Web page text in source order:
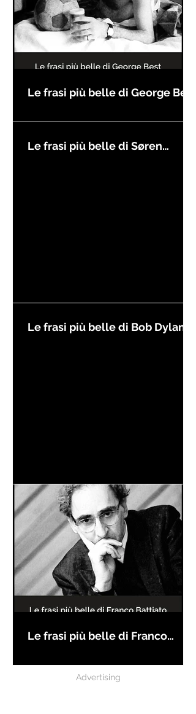
Le frasi più belle di George Best
Le frasi più belle di Søren
Le frasi più belle di Bob Dylan
Le frasi più belle di Franco
Advertising